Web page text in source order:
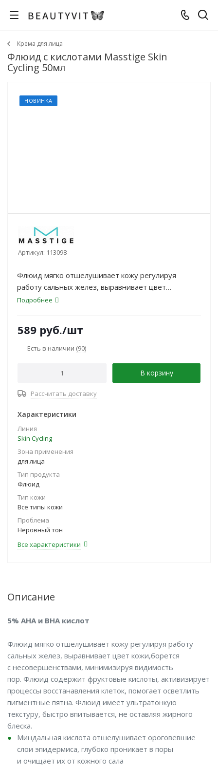
Крема для лица
Флюид с кислотами Masstige Skin
Cycling 50мл
НОВИНКА
Артикул: 113098
Флюид мягко отшелушивает кожу регулируя
работу сальных желез, выравнивает цвет
кожи,борется с несовершенствами, минимизируя
клеток, помогает осветлить пигментные пятна.
Подробнее
589 руб./шт
Есть в наличии (90)
В корзину
Рассчитать доставку
Характеристики
Линия
Skin Cycling
Зона применения
для лица
Тип продукта
Флюид
Тип кожи
Все типы кожи
Проблема
Неровный тон
Все характеристики
Описание
5% АНА и ВНА кислот
Флюид мягко отшелушивает кожу регулируя работу
сальных желез, выравнивает цвет кожи,борется
с несовершенствами, минимизируя видимость
пор. Флюид содержит фруктовые кислоты, активизирует
процессы восстанавления клеток, помогает осветлить
пигментные пятна. Флюид имеет ультратонкую
текстуру, быстро впитывается, не оставляя жирного
блеска.
Миндальная кислота отшелушивает ороговевшие
слои эпидермиса, глубоко проникает в поры
и очищает их от кожного сала